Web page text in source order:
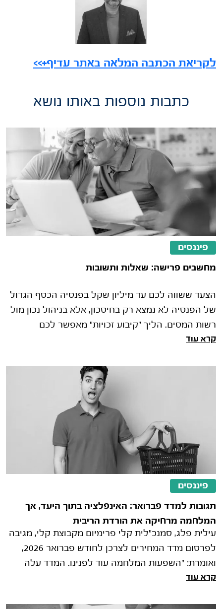
לקריאת הכתבה המלאה באתר עדיף+>>
כתבות נוספות באותו נושא
פיננסים
מחשבים פרישה: שאלות ותשובות
הצעד ששווה לכם עד מיליון שקל בפנסיה הכסף הגדול
של הפנסיה לא נמצא רק בחיסכון, אלא בניהול נכון מול
רשות המסים. הליך "קיבוע זכויות" מאפשר לכם
להחליט איך לנצל את סל הפטורי
קרא עוד
פיננסים
תגובות למדד פברואר: האינפלציה בתוך היעד, אך
המלחמה מרחיקה את הורדת הריבית
עילית פלג, סמנכ"לית קלי פרימיום מקבוצת קלי, מגיבה
לפרסום מדד המחירים לצרכן לחודש פברואר 2026,
ואומרת: "השפעות המלחמה עוד לפנינו. המדד עלה
בפברואר ב-0.2%, מעט מעל ממוצע ציפי
קרא עוד